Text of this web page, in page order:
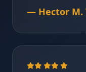
— Hector M.